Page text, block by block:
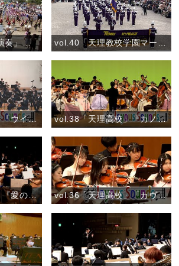
vol.41 「鼓笛お供演奏」（7月30日）『ありがとう！夏のおぢば』 vol.40「天理教校学園マーチングバンド部」『創部47年間御礼のお供演奏』
vol.39「天理高校」「ウインドオーケストラのためのマインドスケープ」 vol.38「天理高校」『カノン』
vol.37「天理高校」『愛の挨拶』 vol.36「天理高校」「カヴァレリア ルスティカーナ より『間奏曲』」